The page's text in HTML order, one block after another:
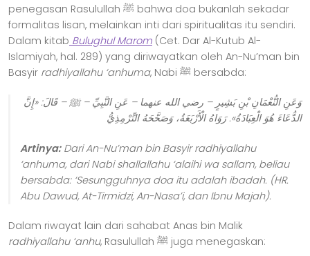
penegasan Rasulullah ﷺ bahwa doa bukanlah sekadar
formalitas lisan, melainkan inti dari spiritualitas itu sendiri.
Dalam kitab Bulughul Marom (Cet. Dar Al-Kutub Al-
Islamiyah, hal. 289) yang diriwayatkan oleh An-Nu’man bin
Basyir radhiyallahu ‘anhuma , Nabi ﷺ bersabda:
وَعَنِ النُّعْمَانِ بْنِ بَشِيرٍ – رضي الله عنهما – عَنِ النَّبِيِّ – ﷺ – قَالَ: «إِنَّ
الدُّعَاءَ هُوَ الْعِبَادَةُ». رَوَاهُ الْأَرْبَعَةُ، وَصَحَّحَهُ التِّرْمِذِيُّ
Artinya: Dari An-Nu’man bin Basyir radhiyallahu
‘anhuma, dari Nabi shallallahu ‘alaihi wa sallam, beliau
bersabda: ‘Sesungguhnya doa itu adalah ibadah. (HR.
Abu Dawud, At-Tirmidzi, An-Nasa’i, dan Ibnu Majah).
Dalam riwayat lain dari sahabat Anas bin Malik
radhiyallahu ‘anhu
, Rasulullah ﷺ juga menegaskan: